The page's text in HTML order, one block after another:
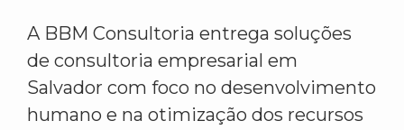
A BBM Consultoria entrega soluções
de consultoria empresarial em
Salvador com foco no desenvolvimento
humano e na otimização dos recursos